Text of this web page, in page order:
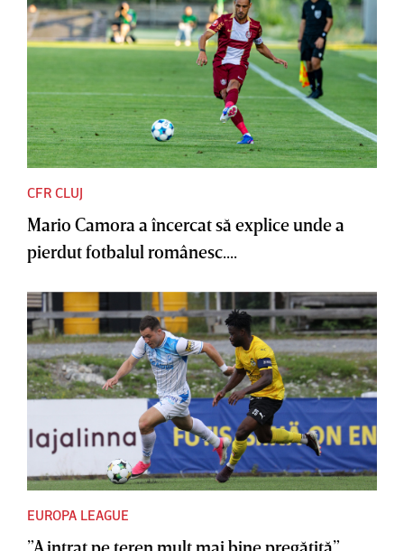
CFR CLUJ
Mario Camora a încercat să explice unde a
pierdut fotbalul românesc....
EUROPA LEAGUE
”A intrat pe teren mult mai bine pregătită”.